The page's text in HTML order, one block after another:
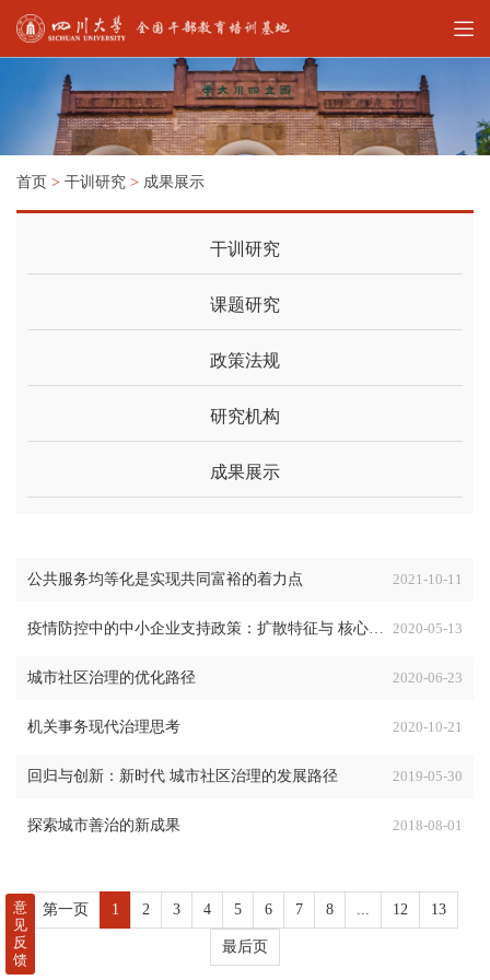
首页 > 干训研究 > 成果展示
干训研究
课题研究
政策法规
研究机构
成果展示
2021-10-11
公共服务均等化是实现共同富裕的着力点
2020-05-13
疫情防控中的中小企业支持政策：扩散特征与 核心议题
2020-06-23
城市社区治理的优化路径
2020-10-21
机关事务现代治理思考
2019-05-30
回归与创新：新时代 城市社区治理的发展路径
2018-08-01
探索城市善治的新成果
第一页 1 2 3 4 5 6 7 8 12 13
最后页
意
见
反
馈